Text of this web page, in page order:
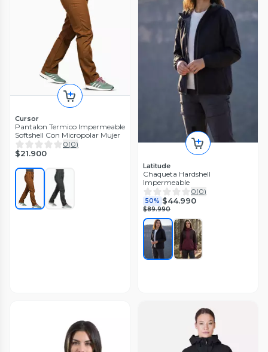
Cursor
Pantalon Termico Impermeable
Softshell Con Micropolar Mujer
0(0)
$21.900
Latitude
Chaqueta Hardshell
Impermeable
0(0)
50% $44.990
$89.990